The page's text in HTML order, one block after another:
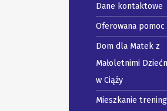
Dane kontaktowe
Oferowana pomoc
Dom dla Matek z
Małoletnimi
w Ciąży
Mieszkanie